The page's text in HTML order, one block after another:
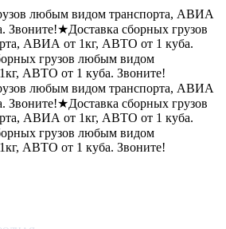
любым видом транспорта, АВИА
Звоните!★Доставка сборных грузов
АВИА от 1кг, АВТО от 1 куба.
грузов любым видом
АВТО от 1 куба. Звоните!
любым видом транспорта, АВИА
Звоните!★Доставка сборных грузов
АВИА от 1кг, АВТО от 1 куба.
грузов любым видом
АВТО от 1 куба. Звоните!